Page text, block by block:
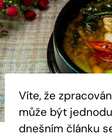
Víte, ⁣že
může být
dnešním‌ článku